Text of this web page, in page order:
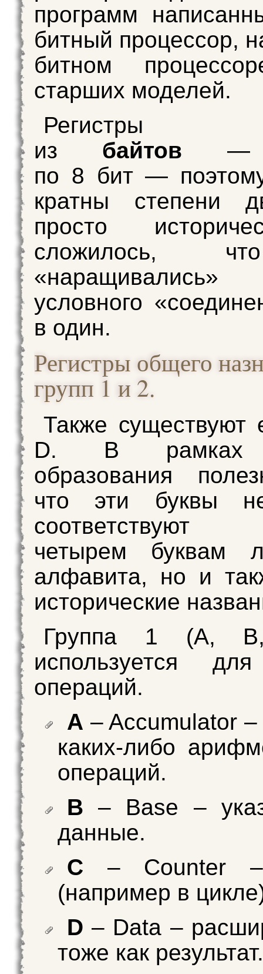
программ
битный процессор,
битном
старших моделей.
Регистры
из байтов —
по 8 бит —
кратны степени
просто
сложилось,
условного
в один.
Регистры общего
групп 1 и 2.
Также
D. В рамках
образования
что эти буквы
четырем буквам
алфавита, но и
исторические
Группа 1 (A,
используется
операций.
A – Accumulator –
каких-либо
операций.
B – Base –
данные.
С – Counter –
(например в
D – Data –
тоже как результат.